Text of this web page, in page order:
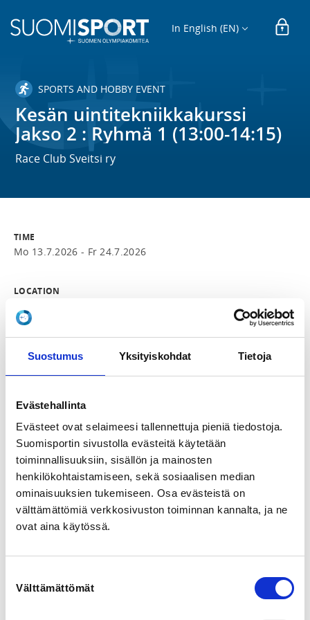
Suostumus Yksityiskohdat Tietoja
Evästehallinta
Evästeet ovat selaimeesi tallennettuja pieniä tiedostoja.
Suomisportin sivustolla evästeitä käytetään
toiminnallisuuksiin, sisällön ja mainosten
henkilökohtaistamiseen, sekä sosiaalisen median
ominaisuuksien tukemiseen. Osa evästeistä on
välttämättömiä verkkosivuston toiminnan kannalta, ja ne
ovat aina käytössä.
valinta
Välttämättömät
In English (EN)
SPORTS AND HOBBY EVENT
Kesän uintitekniikkakurssi
Jakso 2 : Ryhmä 1 (13:00-14:15)
Race Club Sveitsi ry
TIME
Mo 13.7.2026 - Fr 24.7.2026
LOCATION
View map
LOCALITY
Hyvinkää
Uinti
REGISTRATION PERIOD
Su 31.5.2026 at 00:00 - Mo 13.7.2026 at 00:00
PRICES
uintitekniikkakurssi 2 viikko 50,00 € -
olet tulossa (ensimmäinen 13.7. alkaen tai toinen 20.7.
alkaen)